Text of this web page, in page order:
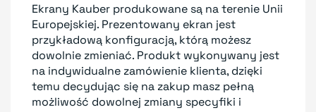
Ekrany Kauber produkowane są na terenie Unii
Europejskiej. Prezentowany ekran jest
przykładową konfiguracją, którą możesz
dowolnie zmieniać. Produkt wykonywany jest
na indywidualne zamówienie klienta, dzięki
temu decydując się na zakup masz pełną
możliwość dowolnej zmiany specyfiki i